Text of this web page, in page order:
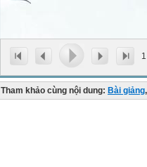
1
Tham khảo cùng nội dung: Bài giảng,